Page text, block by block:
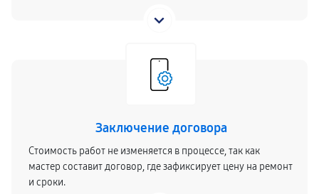
Заключение договора
Стоимость работ не изменяется в процессе, так как
мастер составит договор, где зафиксирует цену на ремонт
и сроки.